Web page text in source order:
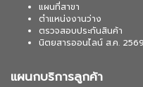
แผนที่สาขา
ตำแหน่งงานว่าง
ตรวจสอบประกันสินค้า
นิตยสารออนไลน์ ส.ค. 2569
แผนกบริการลูกค้า